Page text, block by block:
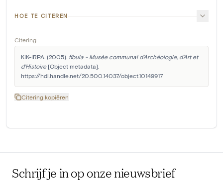
HOE TE CITEREN
Citering
KIK-IRPA. (2005). fibula - Musée communal d'Archéologie, d'Art et
d'Histoire [Object metadata].
https://hdl.handle.net/20.500.14037/object.10149917
Citering kopiëren
Schrijf je in op onze nieuwsbrief